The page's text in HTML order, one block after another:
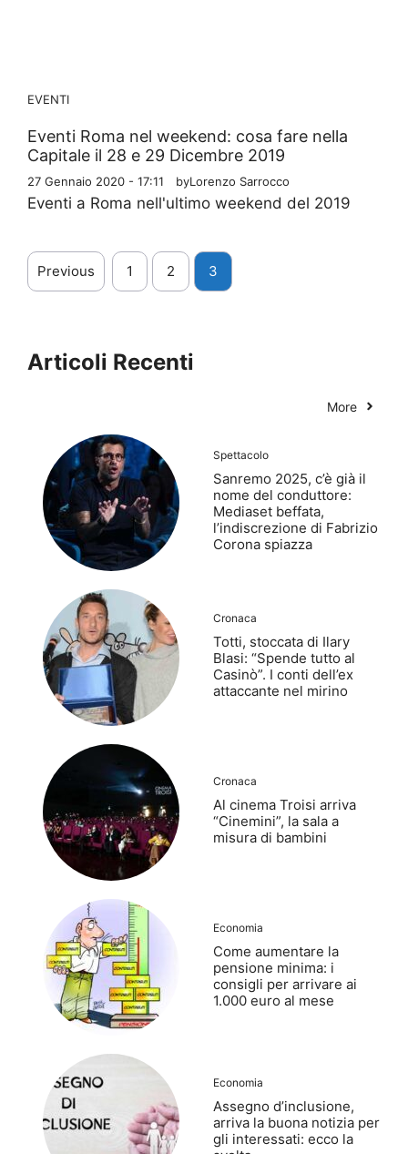
EVENTI
Eventi Roma nel weekend: cosa fare nella
Capitale il 28 e 29 Dicembre 2019
27 Gennaio 2020 - 17:11 byLorenzo Sarrocco
Eventi a Roma nell'ultimo weekend del 2019
Previous 1 2 3
Articoli Recenti
More
Spettacolo
Sanremo 2025, c’è già il
nome del conduttore:
Mediaset beffata,
l’indiscrezione di Fabrizio
Corona spiazza
Cronaca
Totti, stoccata di Ilary
Blasi: “Spende tutto al
Casinò”. I conti dell’ex
attaccante nel mirino
Cronaca
Al cinema Troisi arriva
“Cinemini”, la sala a
misura di bambini
Economia
Come aumentare la
pensione minima: i
consigli per arrivare ai
1.000 euro al mese
Economia
Assegno d’inclusione,
arriva la buona notizia per
gli interessati: ecco la